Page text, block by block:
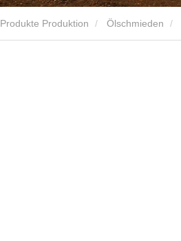
Produkte Produktion Ölschmieden